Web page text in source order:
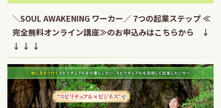
＼SOUL AWAKENING ワーカー／ 7つの起業ステップ ≪
完全無料オンライン講座≫のお申込みはこちらから ↓
↓ ↓ ↓